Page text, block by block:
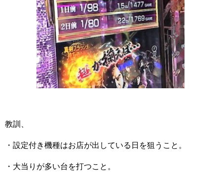
教訓、
・設定付き機種はお店が出している日を狙うこと。
・大当りが多い台を打つこと。